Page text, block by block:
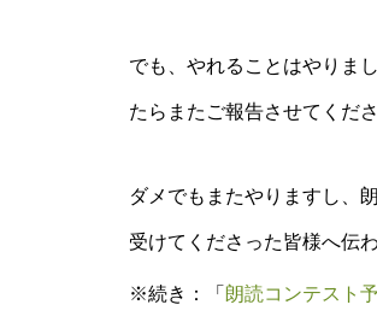
でも、やれることはやりま
たらまたご報告させてくださ
ダメでもまたやりますし、
受けてくださった皆様へ伝
※続き：「 朗読コンテスト